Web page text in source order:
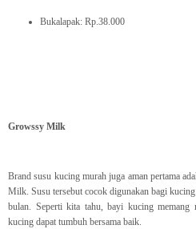
Bukalapak: Rp.38.000
Growssy Milk
Brand susu kucing murah juga aman pertama
Milk. Susu tersebut cocok digunakan bagi
bulan. Seperti kita tahu, bayi kucing memang
kucing dapat tumbuh bersama baik.